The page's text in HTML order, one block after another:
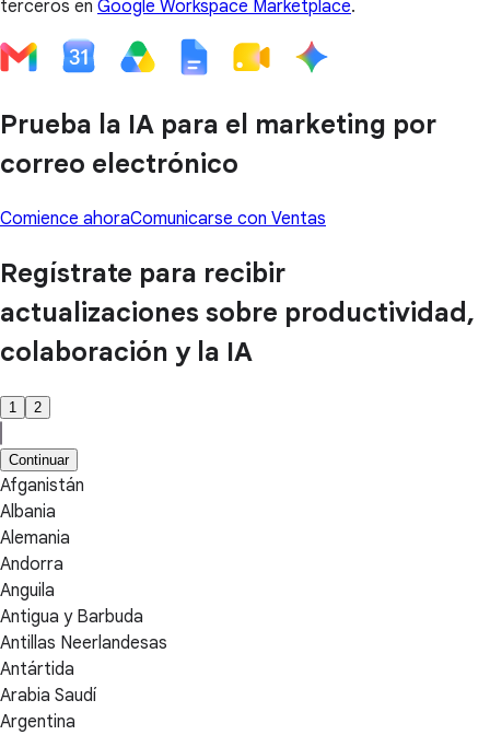
terceros en Google Workspace Marketplace.
Prueba la IA para el marketing por
correo electrónico
Comience ahoraComunicarse con Ventas
Regístrate para recibir
actualizaciones sobre productividad,
colaboración y la IA
1 2
Continuar
Afganistán
Albania
Alemania
Andorra
Anguila
Antigua y Barbuda
Antillas Neerlandesas
Antártida
Arabia Saudí
Argentina